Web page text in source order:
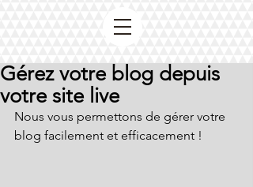
Gérez votre blog depuis
votre site live
Nous vous permettons de gérer votre
blog facilement et efficacement !